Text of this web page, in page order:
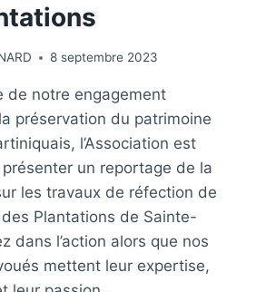
E
8 septembre 2023
de notre engagement
préservation du patrimoine
l’Association est
un reportage de la
les travaux de réfection de
Plantations de Sainte-
dans l’action alors que nos
mettent leur expertise,